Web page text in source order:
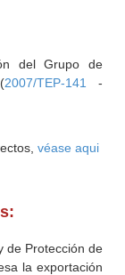
del Grupo de
2007/TEP-141
-
véase aqui
de Protección de
la exportación